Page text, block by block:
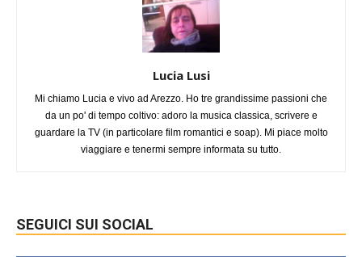
Lucia Lusi
Mi chiamo Lucia e vivo ad Arezzo. Ho tre grandissime passioni che
da un po' di tempo coltivo: adoro la musica classica, scrivere e
guardare la TV (in particolare film romantici e soap). Mi piace molto
viaggiare e tenermi sempre informata su tutto.
SEGUICI SUI SOCIAL